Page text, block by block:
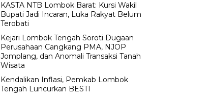
KASTA NTB Lombok Barat: Kursi Wakil
Bupati Jadi Incaran, Luka Rakyat Belum
Terobati
Kejari Lombok Tengah Soroti Dugaan
Perusahaan Cangkang PMA, NJOP
Jomplang, dan Anomali Transaksi Tanah
Wisata
Kendalikan Inflasi, Pemkab Lombok
Tengah Luncurkan BESTI